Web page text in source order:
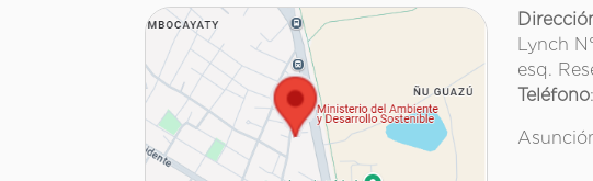
Lynch
esq.
Teléfono